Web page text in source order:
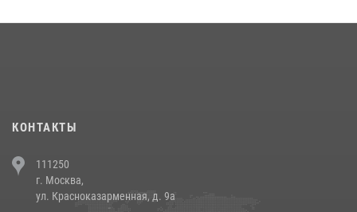
напавших на бригаду скорой помощи (видео)
14 июля 2026, 12:20
КОНТАКТЫ
111250
г. Москва,
ул. Красноказарменная, д. 9а